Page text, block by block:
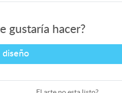
gustaría hacer?
diseño